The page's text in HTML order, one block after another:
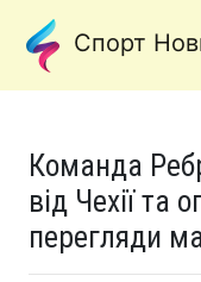
Спорт
Команда
від Чехії та
перегляди